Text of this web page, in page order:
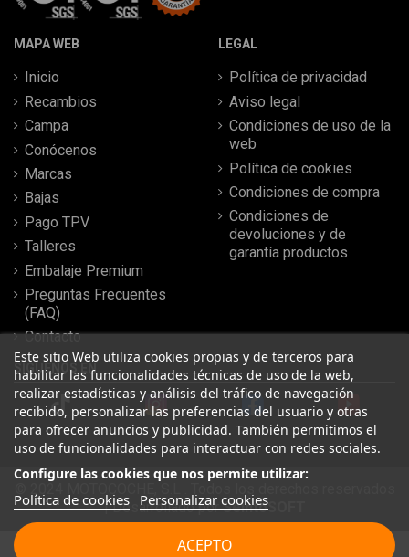
Leer más reseñas
MAPA WEB
Inicio
Recambios
Campa
Conócenos
Marcas
Bajas
Pago TPV
Talleres
Embalaje Premium
Preguntas Frecuentes
(FAQ)
Contacto
LEGAL
Política de privacidad
Aviso legal
Condiciones de uso de la
web
Política de cookies
Condiciones de compra
Condiciones de
devoluciones y de
garantía productos
Este sitio Web utiliza cookies propias y de terceros para
habilitar las funcionalidades técnicas de uso de la web,
realizar estadísticas y análisis del tráfico de navegación
recibido, personalizar las preferencias del usuario y otras
para ofrecer anuncios y publicidad. También permitimos el
uso de funcionalidades para interactuar con redes sociales.
Configure las cookies que nos permite utilizar:
Política de cookies Personalizar cookies
ACEPTO
SÍGUENOS EN
| Desarrollado porSeintoSOFT